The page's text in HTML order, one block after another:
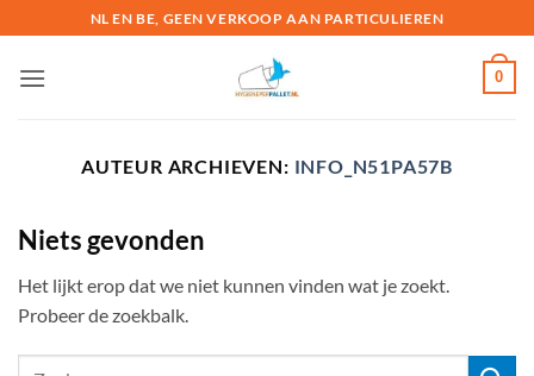
naar
inhoud
NL EN BE, GEEN VERKOOP AAN PARTICULIEREN
0
AUTEUR ARCHIEVEN: INFO_N51PA57B
Niets gevonden
Het lijkt erop dat we niet kunnen vinden wat je zoekt.
Probeer de zoekbalk.